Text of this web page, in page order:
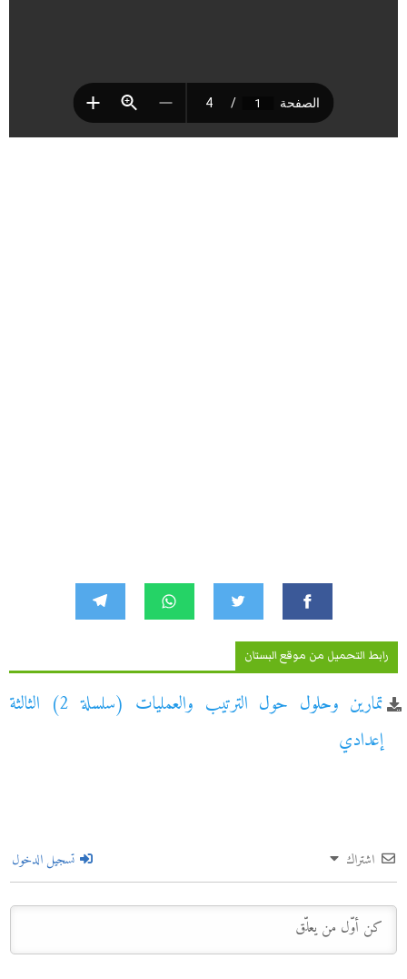
رابط التحميل من موقع البستان
تمارين وحلول حول الترتيب والعمليات (سلسلة 2) الثالثة
إعدادي
اشتراك تسجيل الدخول